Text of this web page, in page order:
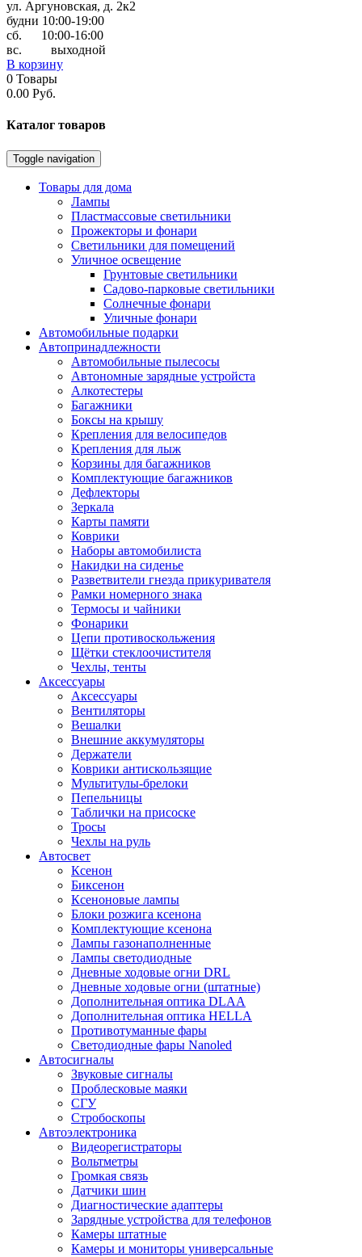
ул. Аргуновская, д. 2к2
будни 10:00-19:00
cб. 10:00-16:00
вс. выходной
В корзину
0 Товары
0.00 Руб.
Каталог товаров
Toggle navigation
Товары для дома
Лампы
Пластмассовые светильники
Прожекторы и фонари
Светильники для помещений
Уличное освещение
Грунтовые светильники
Садово-парковые светильники
Солнечные фонари
Уличные фонари
Автомобильные подарки
Автопринадлежности
Автомобильные пылесосы
Автономные зарядные устройста
Алкотестеры
Багажники
Боксы на крышу
Крепления для велосипедов
Крепления для лыж
Корзины для багажников
Комплектующие багажников
Дефлекторы
Зеркала
Карты памяти
Коврики
Наборы автомобилиста
Накидки на сиденье
Разветвители гнезда прикуривателя
Рамки номерного знака
Термосы и чайники
Фонарики
Цепи противоскольжения
Щётки стеклоочистителя
Чехлы, тенты
Аксессуары
Аксессуары
Вентиляторы
Вешалки
Внешние аккумуляторы
Держатели
Коврики антискользящие
Мультитулы-брелоки
Пепельницы
Таблички на присоске
Тросы
Чехлы на руль
Автосвет
Ксенон
Биксенон
Ксеноновые лампы
Блоки розжига ксенона
Комплектующие ксенона
Лампы газонаполненные
Лампы светодиодные
Дневные ходовые огни DRL
Дневные ходовые огни (штатные)
Дополнительная оптика DLAA
Дополнительная оптика HELLA
Противотуманные фары
Светодиодные фары Nanoled
Автосигналы
Звуковые сигналы
Проблесковые маяки
СГУ
Стробоскопы
Автоэлектроника
Видеорегистраторы
Вольтметры
Громкая связь
Датчики шин
Диагностические адаптеры
Зарядные устройства для телефонов
Камеры штатные
Камеры и мониторы универсальные